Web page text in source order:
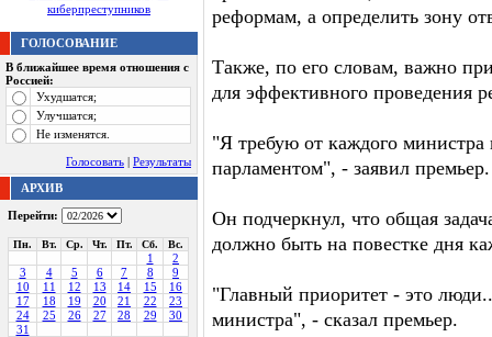
киберпреступников
ГОЛОСОВАНИЕ
В ближайшее время отношения с
Россией:
Ухудшатся;
Улучшатся;
Не изменятся.
Голосовать | Результаты
АРХИВ
Перейти:
Пн. Вт. Ср. Чт. Пт. Сб. Вс.
1
2
3
4 5 6 7 8
9
10
11 12 13 14 15
16
17
18 19 20 21 22
23
24
25 26 27 28 29
30
31
реформам, а определить зону
Также, по его словам, важно
для эффективного проведения
"Я требую от каждого министра
парламентом", - заявил премьер.
Он подчеркнул, что общая
должно быть на повестке дня
"Главный приоритет - это
министра", - сказал премьер.